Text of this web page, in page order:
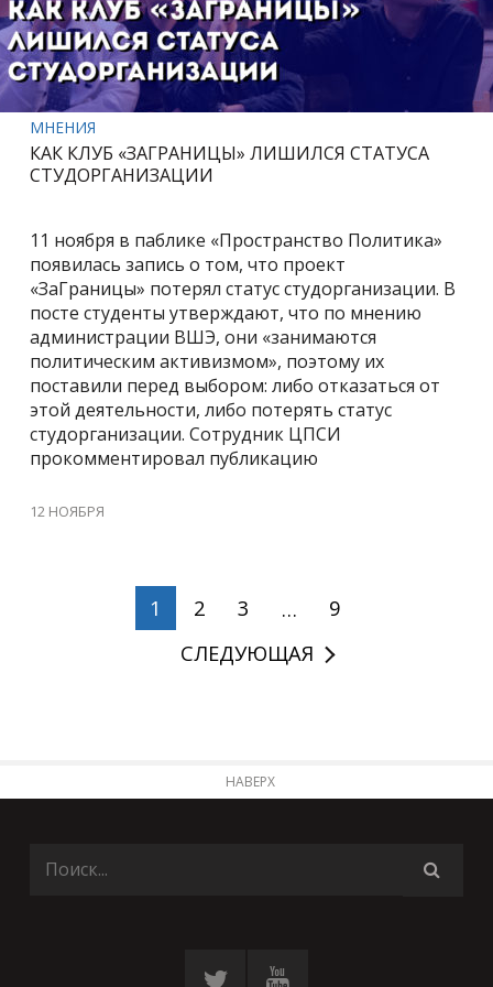
МНЕНИЯ
КАК КЛУБ «ЗАГРАНИЦЫ» ЛИШИЛСЯ СТАТУСА
СТУДОРГАНИЗАЦИИ
11 ноября в паблике «Пространство Политика»
появилась запись о том, что проект
«ЗаГраницы» потерял статус студорганизации. В
посте студенты утверждают, что по мнению
администрации ВШЭ, они «занимаются
политическим активизмом», поэтому их
поставили перед выбором: либо отказаться от
этой деятельности, либо потерять статус
студорганизации. Сотрудник ЦПСИ
прокомментировал публикацию
12 НОЯБРЯ
1 2 3 …
9
СЛЕДУЮЩАЯ
НАВЕРХ